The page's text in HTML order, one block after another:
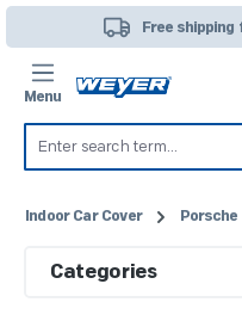
Skip to main content
Free
Menu
Indoor Car Cover Porsche
Categories